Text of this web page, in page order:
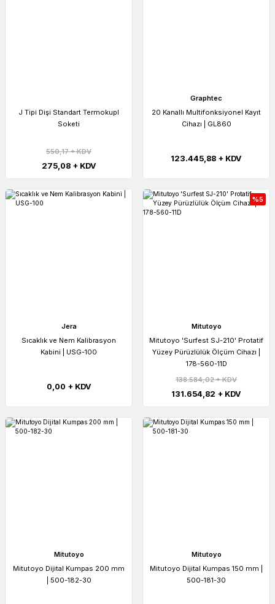
J Tipi Dişi Standart Termokupl
Soketi
550,17 + KDV
275,08 + KDV
Graphtec
20 Kanallı Multifonksiyonel Kayıt
Cihazı | GL860
123.445,88 + KDV
Jera
Sıcaklık ve Nem Kalibrasyon
Kabini | USG-100
0,00 + KDV
%5
Mitutoyo
Mitutoyo 'Surfest SJ-210' Protatif
Yüzey Pürüzlülük Ölçüm Cihazı |
178-560-11D
138.584,02 + KDV
131.654,82 + KDV
Mitutoyo
Mitutoyo Dijital Kumpas 200 mm
| 500-182-30
Mitutoyo
Mitutoyo Dijital Kumpas 150 mm |
500-181-30